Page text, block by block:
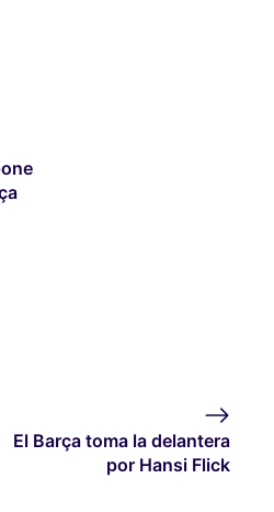
El Barça toma la delantera
por Hansi Flick